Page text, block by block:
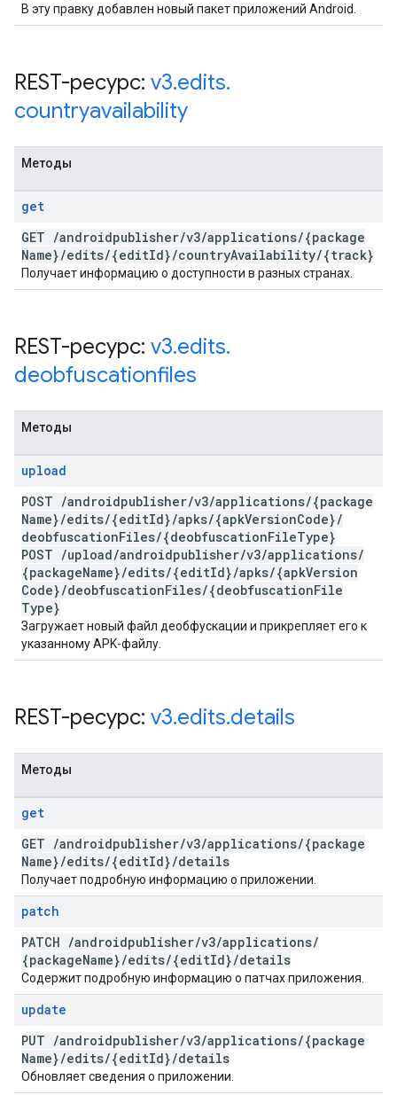
В эту правку добавлен новый пакет приложений Android.
REST-ресурс: v3.edits.
countryavailability
Методы
get
GET /androidpublisher/v3/applications/{package
Name}/edits/{editId}/countryAvailability/{track}
Получает информацию о доступности в разных странах.
REST-ресурс: v3.edits.
deobfuscationfiles
Методы
upload
POST /androidpublisher/v3/applications/{package
Name}/edits/{editId}/apks/{apkVersionCode}/
deobfuscationFiles/{deobfuscationFileType}
POST /upload/androidpublisher/v3/applications/
{packageName}/edits/{editId}/apks/{apkVersion
Code}/deobfuscationFiles/{deobfuscationFile
Type}
Загружает новый файл деобфускации и прикрепляет его к
указанному APK-файлу.
REST-ресурс: v3.edits.details
Методы
get
GET /androidpublisher/v3/applications/{package
Name}/edits/{editId}/details
Получает подробную информацию о приложении.
patch
PATCH /androidpublisher/v3/applications/
{packageName}/edits/{editId}/details
Содержит подробную информацию о патчах приложения.
update
PUT /androidpublisher/v3/applications/{package
Name}/edits/{editId}/details
Обновляет сведения о приложении.